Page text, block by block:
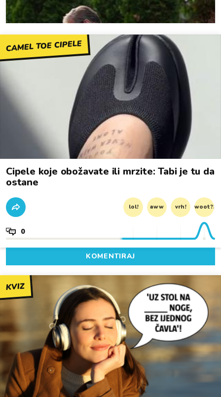
CAMEL TOE CIPELE
Cipele koje obožavate ili mrzite: Tabi je tu da
ostane
lol! aww vrh! woot?!
0
KOMENTIRAJ
KVIZ